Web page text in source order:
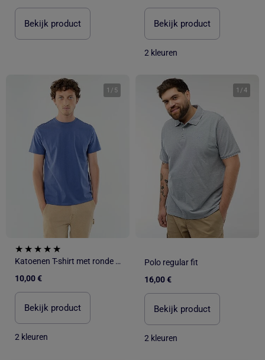
Bekijk product Bekijk product
2 kleuren
1 / 5
Katoenen T-shirt met ronde hals
10,00 €
Bekijk product
2 kleuren
1 /4
Polo regular fit
16,00 €
Bekijk product
2 kleuren